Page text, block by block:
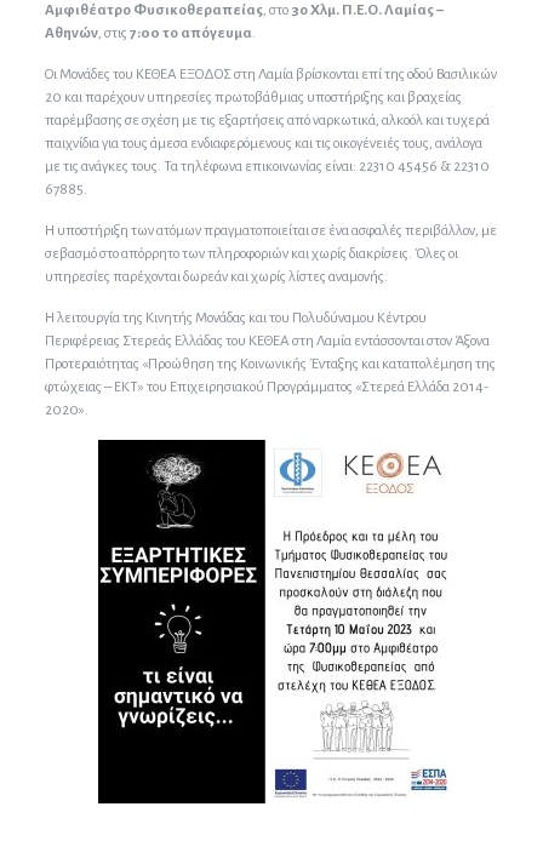
Αμφιθέατρο Φυσικοθεραπείας, στο 3ο Χλμ. Π.Ε.Ο. Λαμίας –
Αθηνών, στις 7:00 το απόγευμα.
Οι Μονάδες του ΚΕΘΕΑ ΕΞΟΔΟΣ στη Λαμία βρίσκονται επί της οδού Βασιλικών
20 και παρέχουν υπηρεσίες πρωτοβάθμιας υποστήριξης και βραχείας
παρέμβασης σε σχέση με τις εξαρτήσεις από ναρκωτικά, αλκοόλ και τυχερά
παιχνίδια για τους άμεσα ενδιαφερόμενους και τις οικογένειές τους, ανάλογα
με τις ανάγκες τους. Τα τηλέφωνα επικοινωνίας είναι: 22310 45456 & 22310
67885.
Η υποστήριξη των ατόμων πραγματοποιείται σε ένα ασφαλές περιβάλλον, με
σεβασμό στο απόρρητο των πληροφοριών και χωρίς διακρίσεις. Όλες οι
υπηρεσίες παρέχονται δωρεάν και χωρίς λίστες αναμονής.
Η λειτουργία της Κινητής Μονάδας και του Πολυδύναμου Κέντρου
Περιφέρειας Στερεάς Ελλάδας του ΚΕΘΕΑ στη Λαμία εντάσσονται στον Άξονα
Προτεραιότητας «Προώθηση της Κοινωνικής Ένταξης και καταπολέμηση της
φτώχειας – ΕΚΤ» του Επιχειρησιακού Προγράμματος «Στερεά Ελλάδα 2014-
2020».